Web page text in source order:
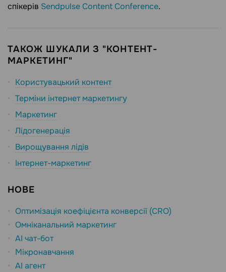
спікерів Sendpulse Content Conference.
ТАКОЖ ШУКАЛИ З "КОНТЕНТ-
МАРКЕТИНГ"
Користувацький контент
Терміни інтернет маркетингу
Маркетинг
Лідогенерація
Вирощування лідів
Інтернет-маркетинг
НОВЕ
Оптимізація коефіцієнта конверсії (CRO)
Омніканальний маркетинг
AI чат-бот
Мікронавчання
AI агент